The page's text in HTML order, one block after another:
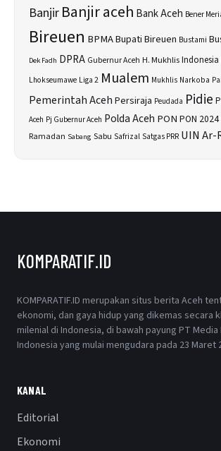
BanjirBanjir aceh Bank Aceh Bener
Bireuen BPMABupati Bireuen Bustami
Dek Fadh DPRA Gubernur Aceh H. MukhlisIndonesia
Lhokseumawe Liga 2 Mualem Mukhlis Narkoba
Pemerintah AcehPersiraja Peudada Pidie
Aceh Pj Gubernur Aceh Polda Aceh PON PON 2024
Ramadan Sabang Sabu SafrizalSatgas PRR UIN Ar-
KOMPARATIF.ID
KOMPARATIF.ID merupakan situs berita Aceh
ekonomi, dan gaya hidup yang dikemas secara
milenial di Indonesia, di bawah payung PT
Indonesia yang mulai mengudara pada 23 Maret
KANAL
Editorial
Ekonomi